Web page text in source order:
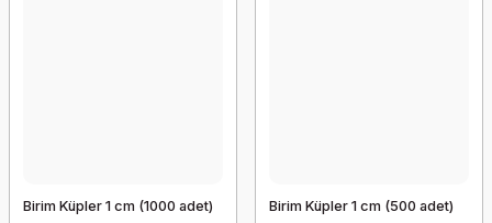
Birim Küpler 1 cm (1000 adet)
Birim Küpler 1 cm (500 adet)